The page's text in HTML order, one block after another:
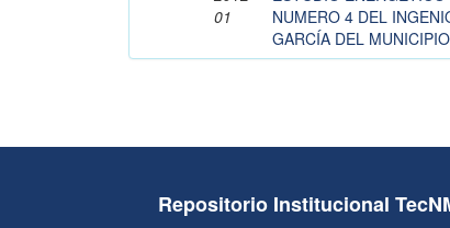
01
NUMERO 4 DEL
GARCÍA DEL
Repositorio Institucional